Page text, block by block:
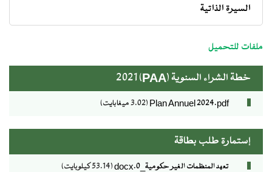
menu
ministre
السيرة الذاتية
ملفات للتحميل
خطة الشراء السنوية (PAA) 2021
Plan Annuel 2024.pdf (3.02 ميغابايت)
إستمارة طلب بطاقة
تعهد المنظمات الغير حكومية_0.docx (53.14 كيلوبايت)